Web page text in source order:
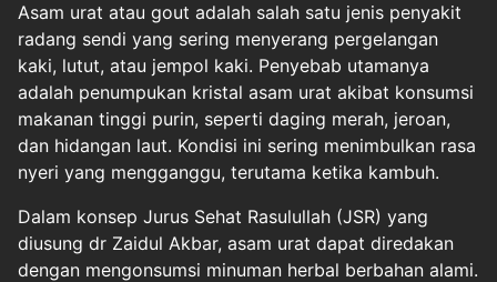
Asam urat atau gout adalah salah satu jenis penyakit
radang sendi yang sering menyerang pergelangan
kaki, lutut, atau jempol kaki. Penyebab utamanya
adalah penumpukan kristal asam urat akibat konsumsi
makanan tinggi purin, seperti daging merah, jeroan,
dan hidangan laut. Kondisi ini sering menimbulkan rasa
nyeri yang mengganggu, terutama ketika kambuh.
Dalam konsep Jurus Sehat Rasulullah (JSR) yang
diusung dr Zaidul Akbar, asam urat dapat diredakan
dengan mengonsumsi minuman herbal berbahan alami.